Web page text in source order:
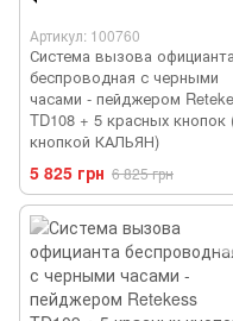
Артикул: 100760
Система вызова официанта
беспроводная с черными
часами - пейджером
TD108 + 5 красных кнопок
кнопкой КАЛЬЯН)
5 825 грн 6 825 грн